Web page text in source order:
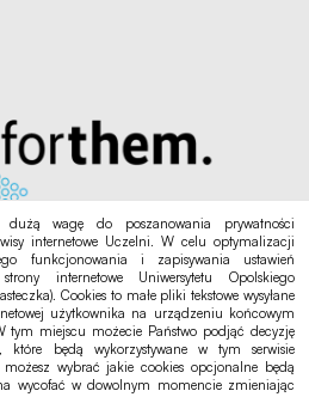
dużą wagę do poszanowania prywatności
internetowe Uczelni. W celu optymalizacji
funkcjonowania i zapisywania ustawień
internetowe Uniwersytetu Opolskiego
Cookies to małe pliki tekstowe wysyłane
użytkownika na urządzeniu końcowym
tym miejscu możecie Państwo podjąć decyzję
które będą wykorzystywane w tym serwisie
wybrać jakie cookies opcjonalne będą
wycofać w dowolnym momencie zmieniając